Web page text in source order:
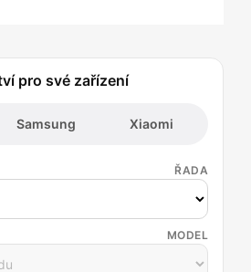
pro své zařízení
Samsung Xiaomi
ŘADA
MODEL